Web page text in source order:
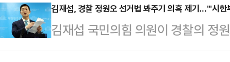
밝혔다.한 전 대표는 "저는 부산시
결심하면 끝을 보는 정치를 해왔다
이…
이 있는지를 재차 언급하며 "대한
의 등불 같은 신세가 됐다"고 지적
"오늘 오전 저는 이 대통령이 지난
김재섭, 경찰 정원오 선거법 봐주기 의혹 제기…"'시
김재섭 국민의힘 의원이 경찰의 정
선거법 봐주기 의혹을 제기하며 강